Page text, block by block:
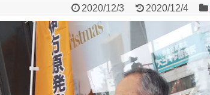
2020/12/3 2020/12/4